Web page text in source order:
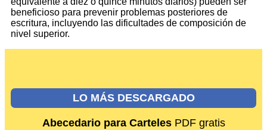
beneficioso para prevenir problemas posteriores de
escritura, incluyendo las dificultades de composición de
nivel superior.
LO MÁS DESCARGADO
Abecedario para CartelesPDF gratis